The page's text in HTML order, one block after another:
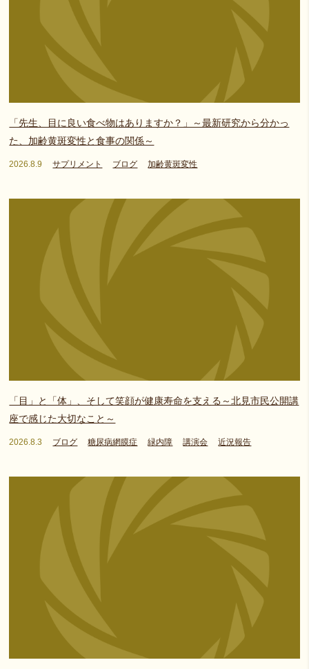
「先生、目に良い食べ物はありますか？」～最新研究から分かっ
た、加齢黄斑変性と食事の関係～
2026.8.9 サプリメント ブログ 加齢黄斑変性
「目」と「体」、そして笑顔が健康寿命を支える～北見市民公開講
座で感じた大切なこと～
2026.8.3 ブログ 糖尿病網膜症 緑内障 講演会 近況報告